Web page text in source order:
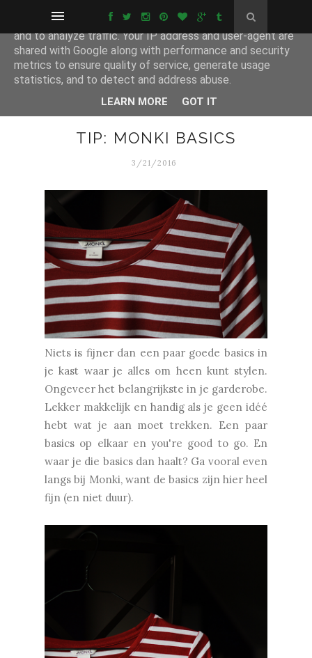
TIP: MONKI BASICS
3/21/2016
Niets is fijner dan een paar goede basics in
je kast waar je alles om heen kunt stylen.
Ongeveer het belangrijkste in je garderobe.
Lekker makkelijk en handig als je geen idéé
hebt wat je aan moet trekken. Een paar
basics op elkaar en you're good to go. En
waar je die basics dan haalt? Ga vooral even
langs bij Monki, want de basics zijn hier heel
fijn (en niet duur).
This site uses cookies from Google to deliver its services
and to analyze traffic. Your IP address and user-agent are
shared with Google along with performance and security
metrics to ensure quality of service, generate usage
statistics, and to detect and address abuse.
LEARN MORE GOT IT